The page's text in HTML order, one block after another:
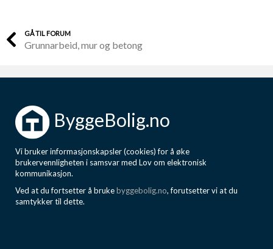
GÅ TIL FORUM
Grunnarbeid, mur og betong
ByggeBolig.no
Vi bruker informasjonskapsler (cookies) for å øke
brukervennligheten i samsvar med Lov om elektronisk
kommunikasjon.
Ved at du fortsetter å brukebyggebolig.no, forutsetter vi at du
samtykker til dette.